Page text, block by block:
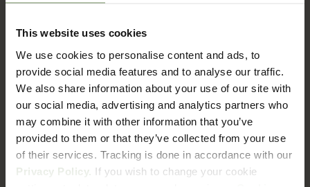
This website uses cookies
We use cookies to personalise content and ads, to
provide social media features and to analyse our traffic.
We also share information about your use of our site with
our social media, advertising and analytics partners who
may combine it with other information that you’ve
provided to them or that they’ve collected from your use
of their services. Tracking is done in accordance with our
Privacy Policy. If you wish to change your cookie
Verzenden & Retourneren
Hoe lang duur het voordat ik mijn bestelling ontvang?
Wat zijn de verzendkosten?